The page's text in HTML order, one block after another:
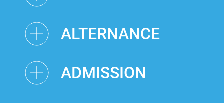
ALTERNANCE
ADMISSION